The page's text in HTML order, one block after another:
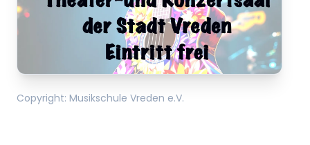
Copyright: Musikschule Vreden e.V.